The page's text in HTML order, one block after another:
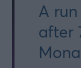
A
after